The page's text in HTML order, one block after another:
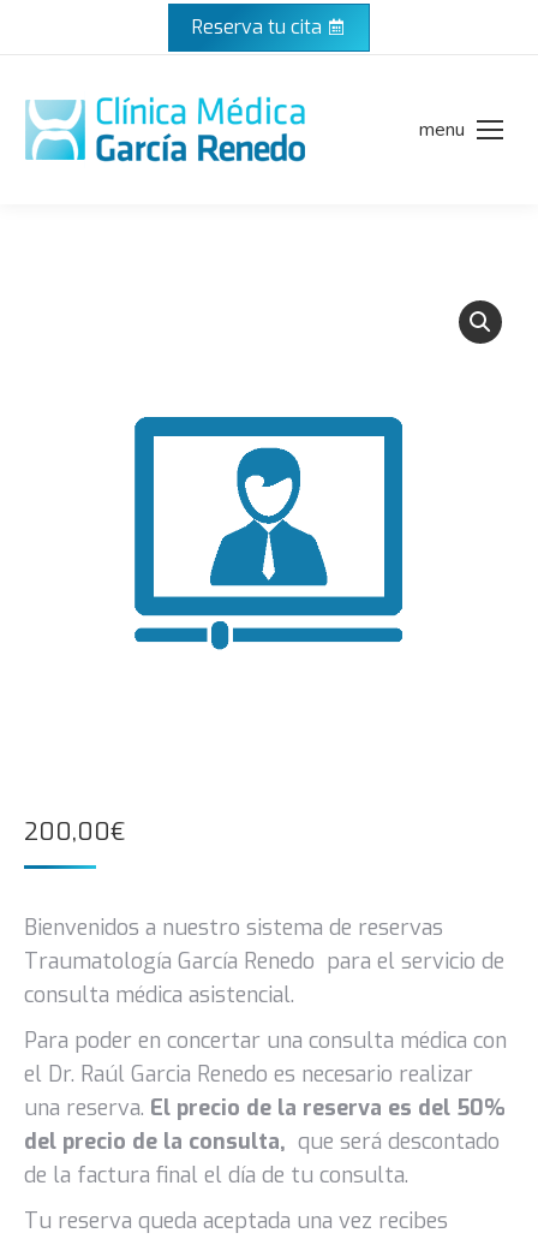
Reserva tu cita
menu
200,00€
Bienvenidos a nuestro sistema de reservas
Traumatología García Renedo para el servicio de
consulta médica asistencial.
Para poder en concertar una consulta médica con
el Dr. Raúl Garcia Renedo es necesario realizar
una reserva. El precio de la reserva es del 50%
del precio de la consulta, que será descontado
de la factura final el día de tu consulta.
Tu reserva queda aceptada una vez recibes